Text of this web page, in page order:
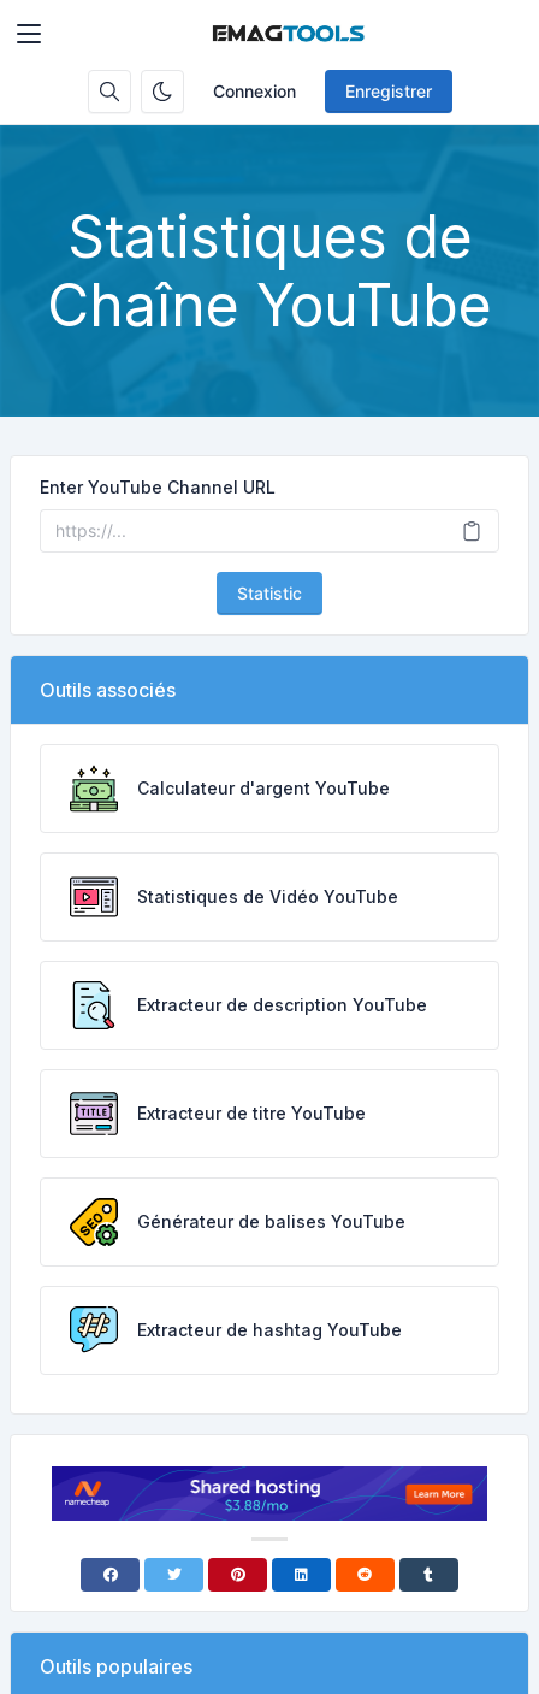
Connexion Enregistrer
Statistiques de
Chaîne YouTube
Enter YouTube Channel URL
Statistic
Outils associés
Calculateur d'argent YouTube
Statistiques de Vidéo YouTube
Extracteur de description YouTube
Extracteur de titre YouTube
Générateur de balises YouTube
Extracteur de hashtag YouTube
Outils populaires